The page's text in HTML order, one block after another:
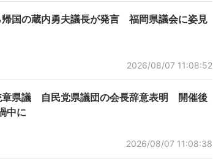
帰国の蔵内勇夫議長が発言 福岡県議会に姿見
2026/08/07 11:08:52
章県議 自民党県議団の会長辞意表明 開催後
中に
2026/08/07 11:08:38